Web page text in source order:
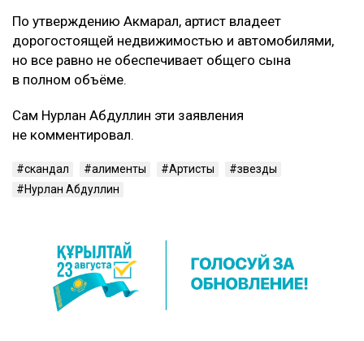
По утверждению Акмарал, артист владеет
дорогостоящей недвижимостью и автомобилями,
но все равно не обеспечивает общего сына
в полном объёме.
Сам Нурлан Абдуллин эти заявления
не комментировал.
скандал алименты Артисты
звезды
Нурлан Абдуллин